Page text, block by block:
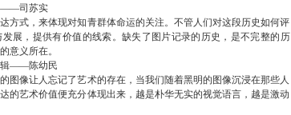
司苏实
式，来体现对知青群体命运的关注。不管人们对这段历史如何评
展，提供有价值的线索。缺失了图片记录的历史，是不完整的历
意义所在。
——陈幼民
像让人忘记了艺术的存在，当我们随着黑明的图像沉浸在那些人
的艺术价值便充分体现出来，越是朴华无实的视觉语言，越是激动